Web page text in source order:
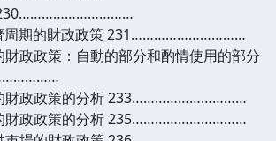
230…………………………
周期的財政政策 231…………………………
政政策：自動的部分和酌情使用的部分
財政政策的分析 233…………………………
財政政策的分析 235…………………………